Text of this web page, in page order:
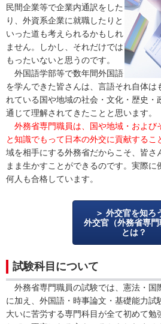
民間企業等で企業内通訳をした
り、外資系企業に就職したりと
いった道も考えられるかもしれ
ません。しかし、それだけでは
もったいないと思うのです。
外国語学部等で数年間外国語
を学んできた皆さんは、言語それ自体は
れている国や地域の社会・文化・歴史・
通じて理解されてきたことと思います。
外務省専門職員は、国や地域・および
と知識でもって日本の外交に貢献するこ
域を相手にする外務省だからこそ、皆さ
まま生かすことができるのです。実際
何人も合格しています。
外交官を知ろ
外交官（外務省専門
とは？
試験科目について
外務省専門職員の試験では、憲法・国
に加え、外国語・時事論文・基礎能力試
大いに苦労する専門科目が全て初めて勉